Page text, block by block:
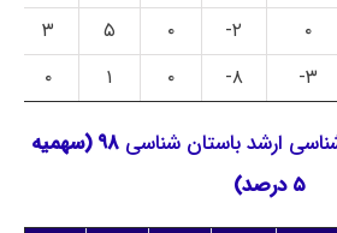
۰ ۲- ۰ ۵
۳
۳- ۸- ۰ ۱ ۰
ارشد باستان‌ شناسی
۹۸ (سهمیه
۵ درصد)